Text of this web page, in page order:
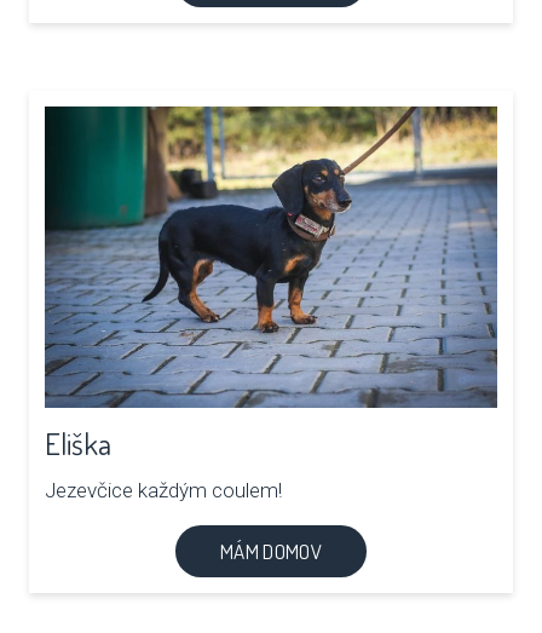
Eliška
Jezevčice každým coulem!
MÁM DOMOV